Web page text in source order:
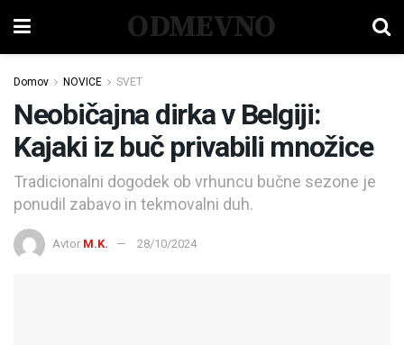
ODMEVNO
Domov NOVICE SVET
Neobičajna dirka v Belgiji:
Kajaki iz buč privabili množice
Tradicionalni dogodek ob vrhuncu bučne sezone je
ponudil zabavo in tekmovalni duh.
Avtor M.K. 28/10/2024